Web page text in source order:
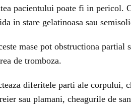
pacientului poate fi in pericol.
in stare gelatinoasa sau
mase pot obstructiona partial
de tromboza.
diferitele parti ale corpului,
sau plamani, cheagurile de